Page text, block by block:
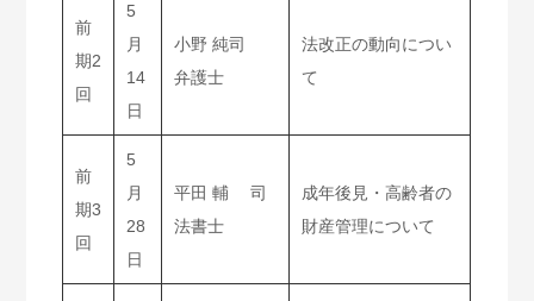
前
期2
回
5
月
14
日
小野 純司
弁護士
法改正の動向につい
て
前
期3
回
5
月
28
日
平田 輔 司
法書士
成年後見・高齢者の
財産管理について